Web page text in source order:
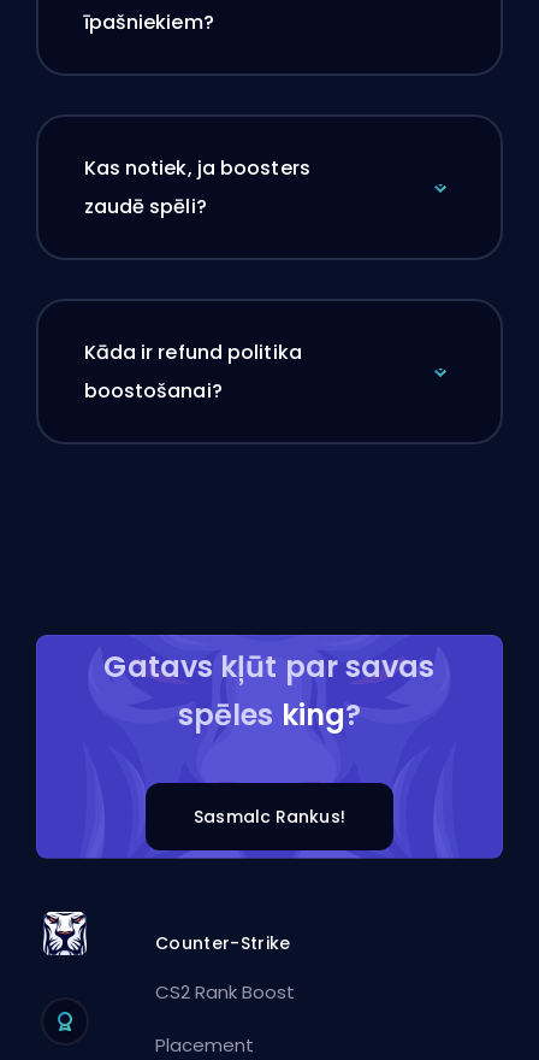
īpašniekiem?
Kas notiek, ja boosters
zaudē spēli?
Kāda ir refund politika
boostošanai?
Gatavs kļūt par savas
spēles king?
Sasmalc Rankus!
Counter-Strike
CS2 Rank Boost
Placement